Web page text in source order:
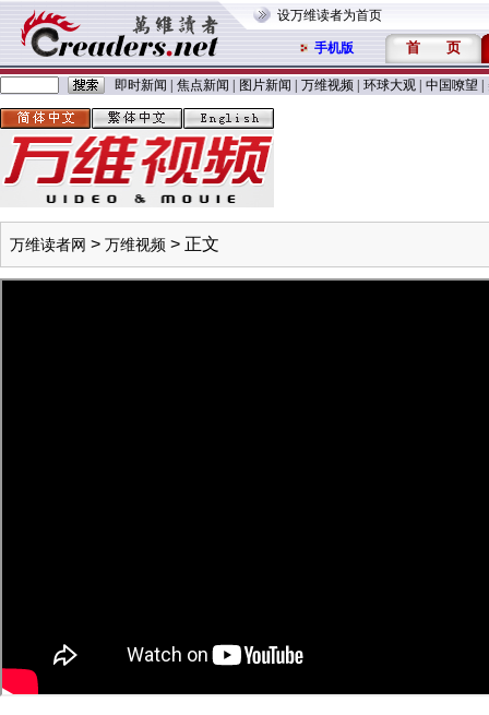
设万维读者为首页
手机版 首 页
即时新闻 焦点新闻 图片新闻 万维视频 环球大观 中国嘹望
万维读者网 > 万维视频 > 正文